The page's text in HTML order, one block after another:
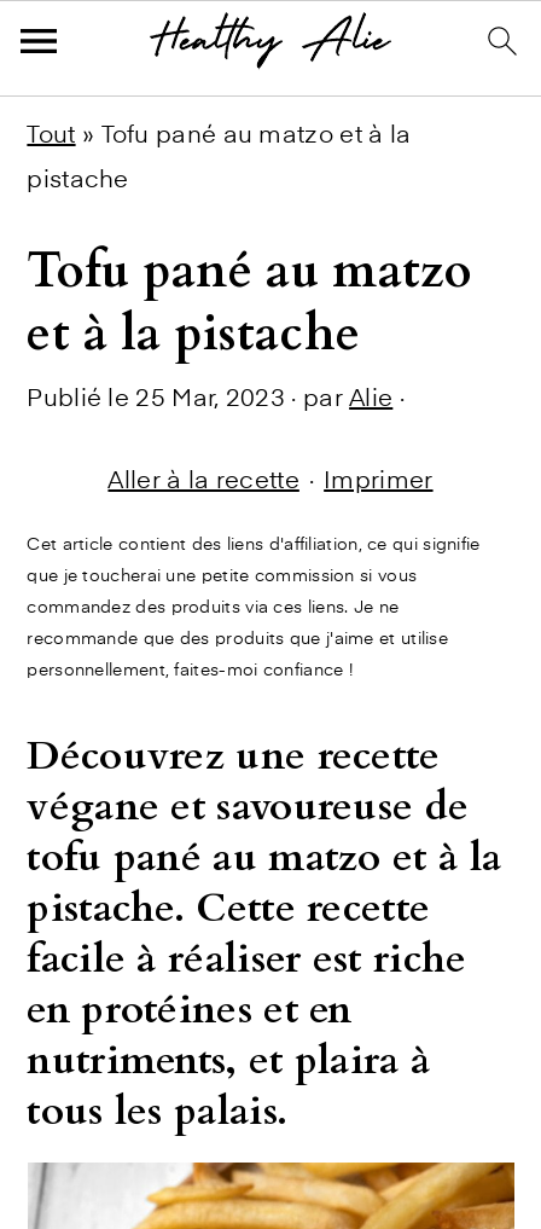
navigation
content
sidebar
Tout » Tofu pané au matzo et à la
pistache
Tofu pané au matzo
et à la pistache
Publié le 25 Mar, 2023 · parAlie ·
Aller à la recette · Imprimer
Cet article contient des liens d'affiliation, ce qui signifie
que je toucherai une petite commission si vous
commandez des produits via ces liens. Je ne
recommande que des produits que j'aime et utilise
personnellement, faites-moi confiance !
Découvrez une recette
végane et savoureuse de
tofu pané au matzo et à la
pistache. Cette recette
facile à réaliser est riche
en protéines et en
nutriments, et plaira à
tous les palais.